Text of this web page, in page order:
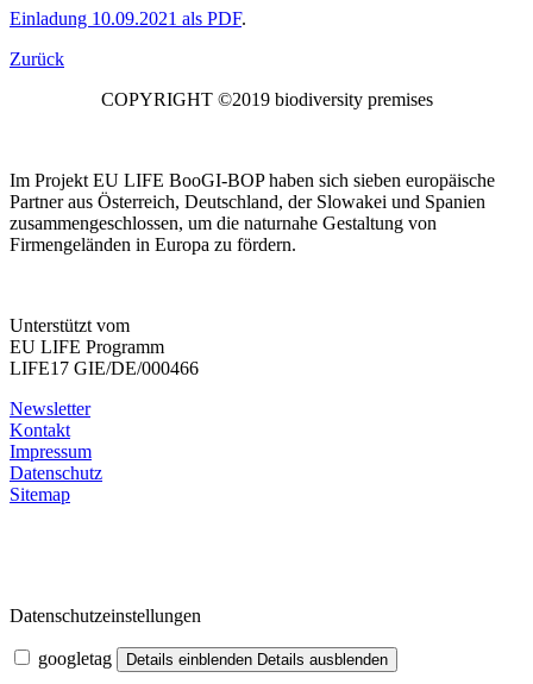
Einladung 10.09.2021 als PDF.
Zurück
COPYRIGHT ©2019 biodiversity premises
Im Projekt EU LIFE BooGI-BOP haben sich sieben europäische
Partner aus Österreich, Deutschland, der Slowakei und Spanien
zusammengeschlossen, um die naturnahe Gestaltung von
Firmengeländen in Europa zu fördern.
Unterstützt vom
EU LIFE Programm
LIFE17 GIE/DE/000466
Newsletter
Kontakt
Impressum
Datenschutz
Sitemap
Datenschutzeinstellungen
googletag Details einblenden Details ausblenden